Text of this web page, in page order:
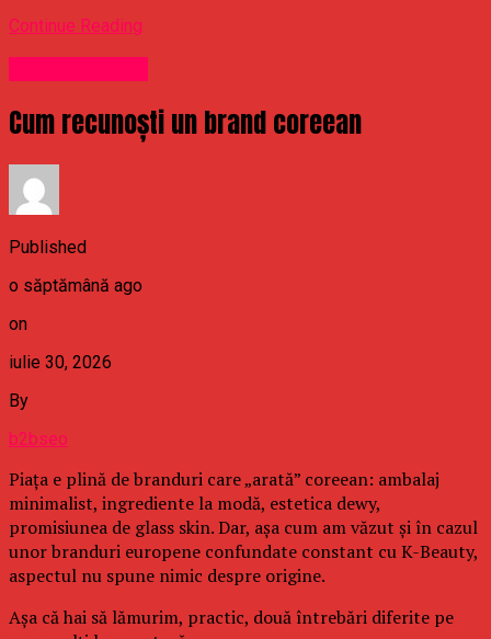
Continue Reading
Cum recunoști un brand coreean
Published
o săptămână ago
on
iulie 30, 2026
By
b2bseo
Piața e plină de branduri care „arată” coreean: ambalaj
minimalist, ingrediente la modă, estetica dewy,
promisiunea de glass skin. Dar, așa cum am văzut și în cazul
unor branduri europene confundate constant cu K-Beauty,
aspectul nu spune nimic despre origine.
Așa că hai să lămurim, practic, două întrebări diferite pe